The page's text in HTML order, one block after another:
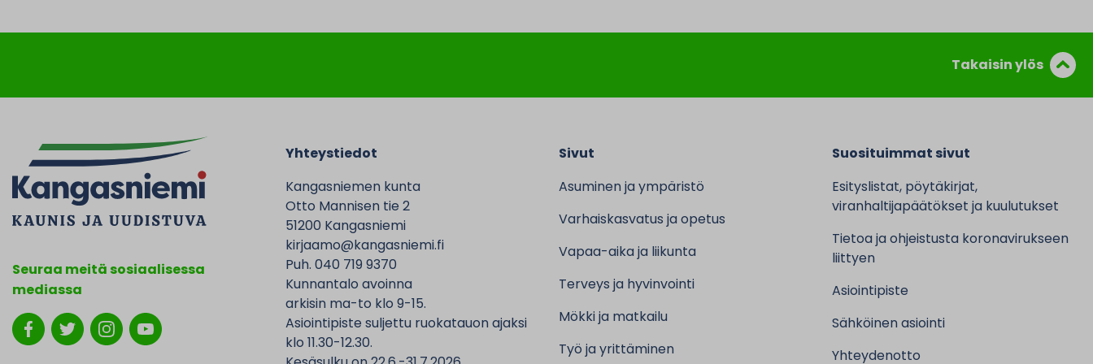
Takaisin ylös
Seuraa meitä sosiaalisessa
mediassa
Yhteystiedot
Kangasniemen kunta
Otto Mannisen tie 2
51200 Kangasniemi
kirjaamo@kangasniemi.fi
Puh. 040 719 9370
Kunnantalo avoinna
arkisin ma-to klo 9-15.
Asiointipiste suljettu ruokatauon ajaksi
klo 11.30-12.30.
Sivut
Asuminen ja ympäristö
Varhaiskasvatus ja opetus
Vapaa-aika ja liikunta
Terveys ja hyvinvointi
Mökki ja matkailu
Työ ja yrittäminen
Suosituimmat sivut
Esityslistat, pöytäkirjat,
viranhaltijapäätökset ja kuulutukset
Tietoa ja ohjeistusta koronavirukseen
liittyen
Asiointipiste
Sähköinen asiointi
Yhteydenotto